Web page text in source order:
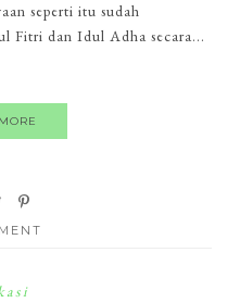
seperti itu sudah
Fitri dan Idul Adha secara...